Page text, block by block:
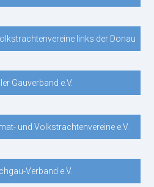
links der Donau
Gauverband e.V.
und Volkstrachtenvereine e.V.
Verband e.V.